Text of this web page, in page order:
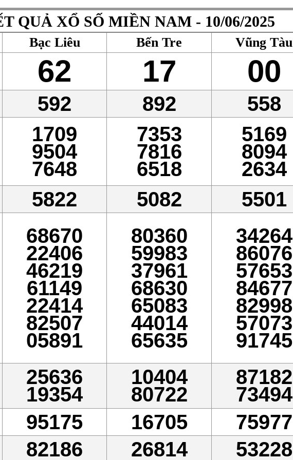
QUẢ XỔ SỐ MIỀN NAM - 10/06/2025
Bạc Liêu
62
592
1709
9504
7648
5822
68670
22406
46219
61149
22414
82507
05891
25636
19354
95175
82186
Bến Tre
17
892
7353
7816
6518
5082
80360
59983
37961
68630
65083
44014
65635
10404
80722
16705
26814
Vũng Tàu
00
558
5169
8094
2634
5501
34264
86076
57653
84677
82998
57073
91745
87182
73494
75977
53228